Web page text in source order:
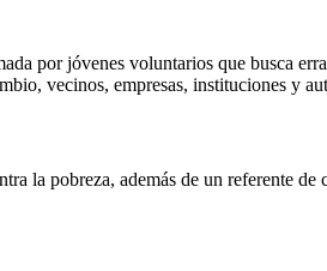
por jóvenes voluntarios que busca
vecinos, empresas, instituciones y
la pobreza, además de un referente